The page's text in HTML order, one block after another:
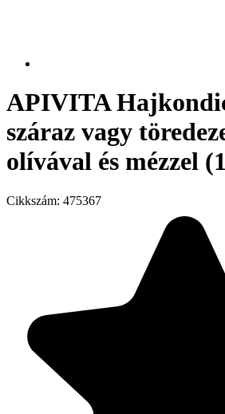
APIVITA
száraz vagy
olívával és mézzel
Cikkszám: 475367